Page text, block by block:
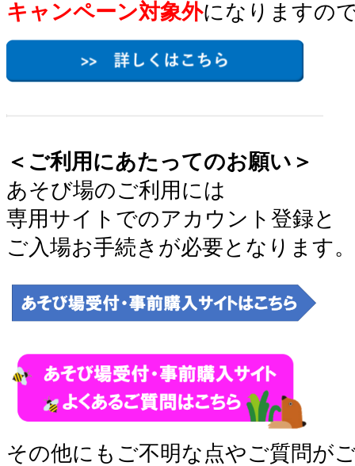
キャンペーン対象外になりますの
＜ご利用にあたってのお願い＞
あそび場のご利用には
専用サイトでのアカウント登録と
ご入場お手続きが必要となります。
その他にもご不明な点やご質問が